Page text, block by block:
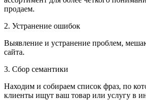
продаем.
2. Устранение ошибок
Выявление и устранение проблем,
сайта.
3. Сбор семантики
Находим и собираем список фраз, по
клиенты ищут ваш товар или услугу в